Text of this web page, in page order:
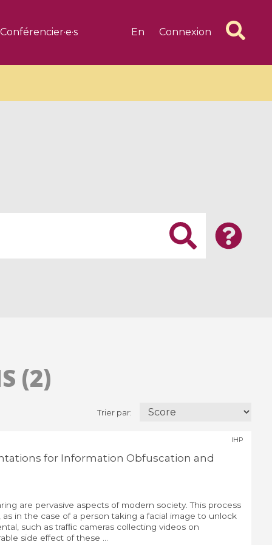
Conférencier·e·s En Connexion
Introduction to Dissipative
Dynamical Systems in Infinite
Trier par:
for Information Obfuscation and
IHP
are pervasive aspects of modern society. This process
in the case of a person taking a facial image to unlock
such as trafﬁc cameras collecting videos on
side effect of these ...
(2)